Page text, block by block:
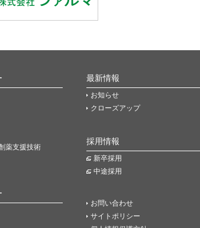
薬支援技術
最新情報
お知らせ
クローズアップ
採用情報
新卒採用
中途採用
お問い合わせ
サイトポリシー